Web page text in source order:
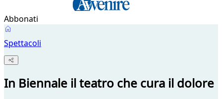
Abbonati
Spettacoli
In Biennale il teatro che cura il dolore